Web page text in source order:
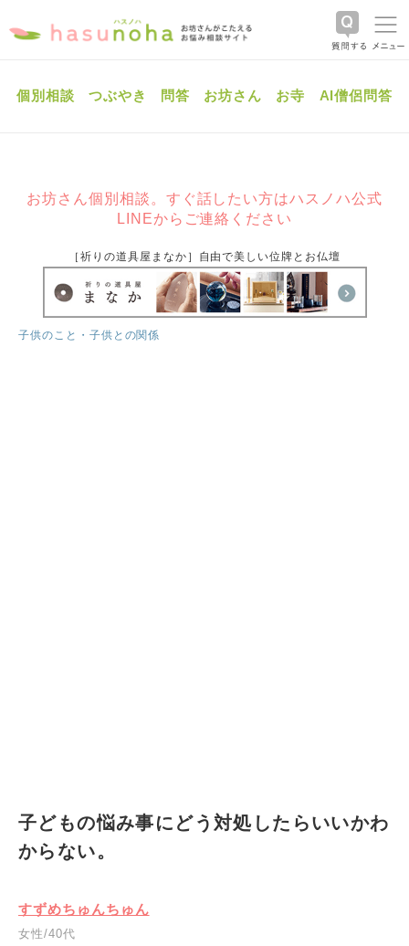
個別相談 つぶやき 問答 お坊さん お寺 AI僧侶問答
お坊さん個別相談。すぐ話したい方はハスノハ公式
LINEからご連絡ください
［祈りの道具屋まなか］自由で美しい位牌とお仏壇
子供のこと・子供との関係
子どもの悩み事にどう対処したらいいかわ
からない。
すずめちゅんちゅん
女性/40代